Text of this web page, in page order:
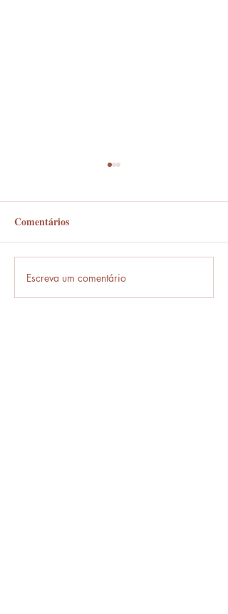
Comentários
Escreva um comentário